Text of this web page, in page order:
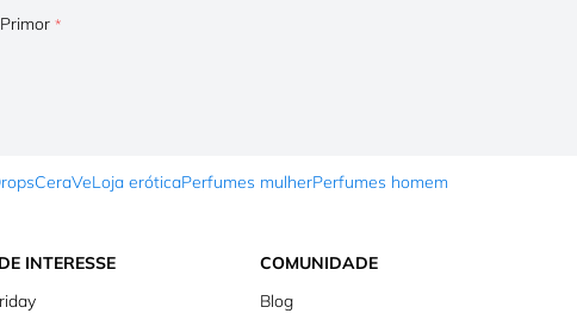
CeraVeLoja eróticaPerfumes mulherPerfumes homem
INTERESSE
COMUNIDADE
Blog